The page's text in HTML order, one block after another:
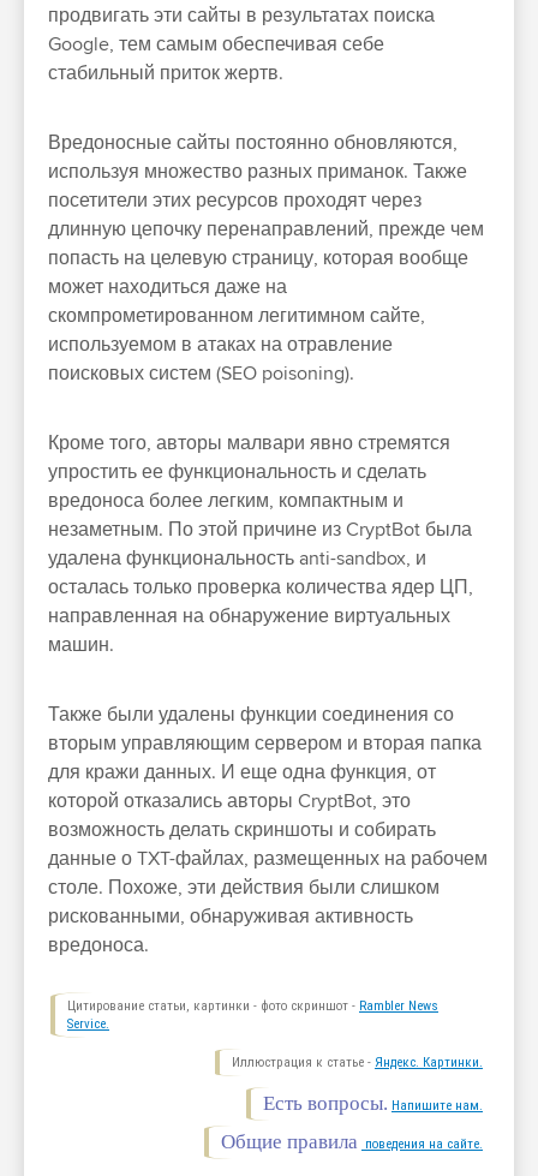
продвигать эти сайты в результатах поиска
Google, тем самым обеспечивая себе
стабильный приток жертв.
Вредоносные сайты постоянно обновляются,
используя множество разных приманок. Также
посетители этих ресурсов проходят через
длинную цепочку перенаправлений, прежде чем
попасть на целевую страницу, которая вообще
может находиться даже на
скомпрометированном легитимном сайте,
используемом в атаках на отравление
поисковых систем (SEO poisoning).
Кроме того, авторы малвари явно стремятся
упростить ее функциональность и сделать
вредоноса более легким, компактным и
незаметным. По этой причине из CryptBot была
удалена функциональность anti-sandbox, и
осталась только проверка количества ядер ЦП,
направленная на обнаружение виртуальных
машин.
Также были удалены функции соединения со
вторым управляющим сервером и вторая папка
для кражи данных. И еще одна функция, от
которой отказались авторы CryptBot, это
возможность делать скриншоты и собирать
данные о TXT-файлах, размещенных на рабочем
столе. Похоже, эти действия были слишком
рискованными, обнаруживая активность
вредоноса.
Цитирование статьи, картинки - фото скриншот - Rambler News
Service.
Иллюстрация к статье - Яндекс. Картинки.
Есть вопросы. Напишите нам.
Общие правила поведения на сайте.